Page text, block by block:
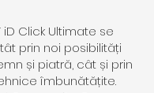
iD Click Ultimate se
prin noi posibilități
și piatră, cât și prin
îmbunătățite.